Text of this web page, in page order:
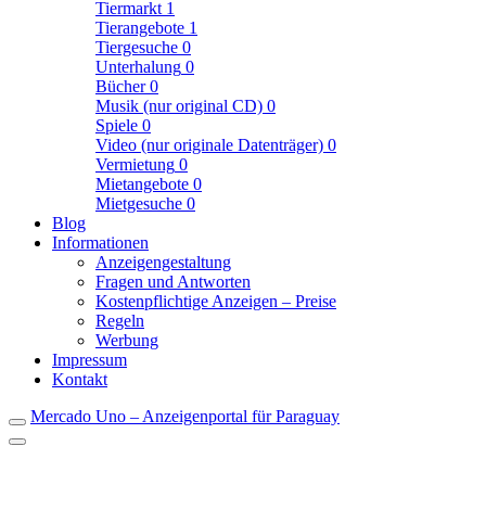
Tiermarkt 1
Tierangebote 1
Tiergesuche 0
Unterhalung 0
Bücher0
Musik (nur original CD) 0
Spiele 0
Video (nur originale Datenträger) 0
Vermietung 0
Mietangebote 0
Mietgesuche 0
Blog
Informationen
Anzeigengestaltung
Fragen und Antworten
Kostenpflichtige Anzeigen – Preise
Regeln
Werbung
Impressum
Kontakt
Mercado Uno – Anzeigenportal für Paraguay